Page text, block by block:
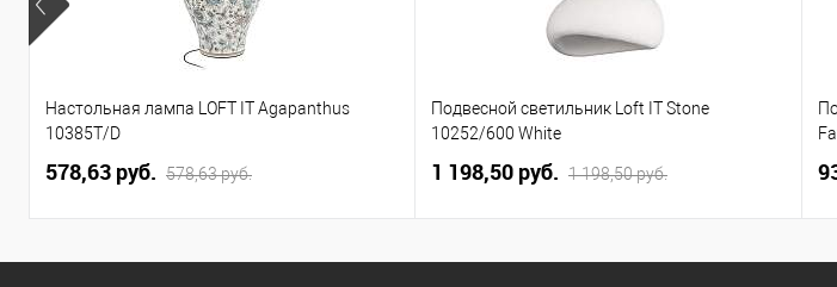
Настольная лампа LOFT IT Agapanthus
10385T/D
578,63 pуб. 578,63 pуб.
Подвесной светильник Loft IT Stone
10252/600 White
1 198,50 pуб. 1 198,50 pуб.